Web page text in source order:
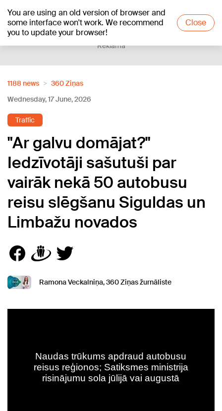
You are using an old version of browser and
some interface won't work. We recommend
you to update your browser!
Close
+18°C
Reklāma
1188 news
360 Ziņas
Wednesday, 17 June, 2026
Traffic
"Ar galvu domājat?"
Iedzīvotāji sašutuši par
vairāk nekā 50 autobusu
reisu slēgšanu Siguldas un
Limbažu novados
Ramona Veckalniņa, 360 Ziņas žurnāliste